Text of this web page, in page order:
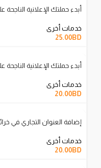
أبدء حملتك الإعلانية الناجحة
خدمات أخرى
25.00BD
أبدء حملتك الإعلانية الناجحة
خدمات أخرى
20.00BD
إضافة العنوان التجاري في
خدمات أخرى
20.00BD